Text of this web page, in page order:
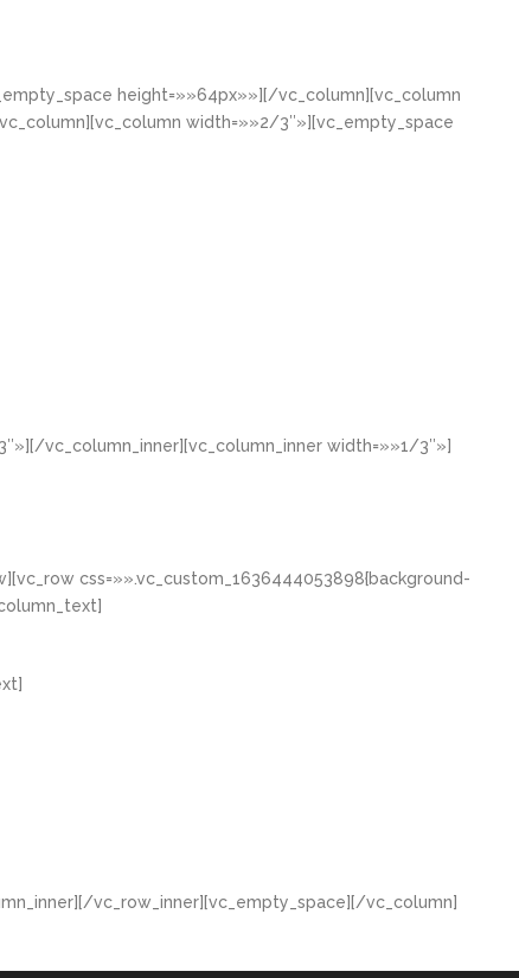
height=»»64px»»][/vc_column][vc_column
width=»»2/3″»][vc_empty_space
vc_column_inner][vc_column_inner width=»»1/3″»]
css=»».vc_custom_1636444053898{background-
vc_row_inner][vc_empty_space][/vc_column]